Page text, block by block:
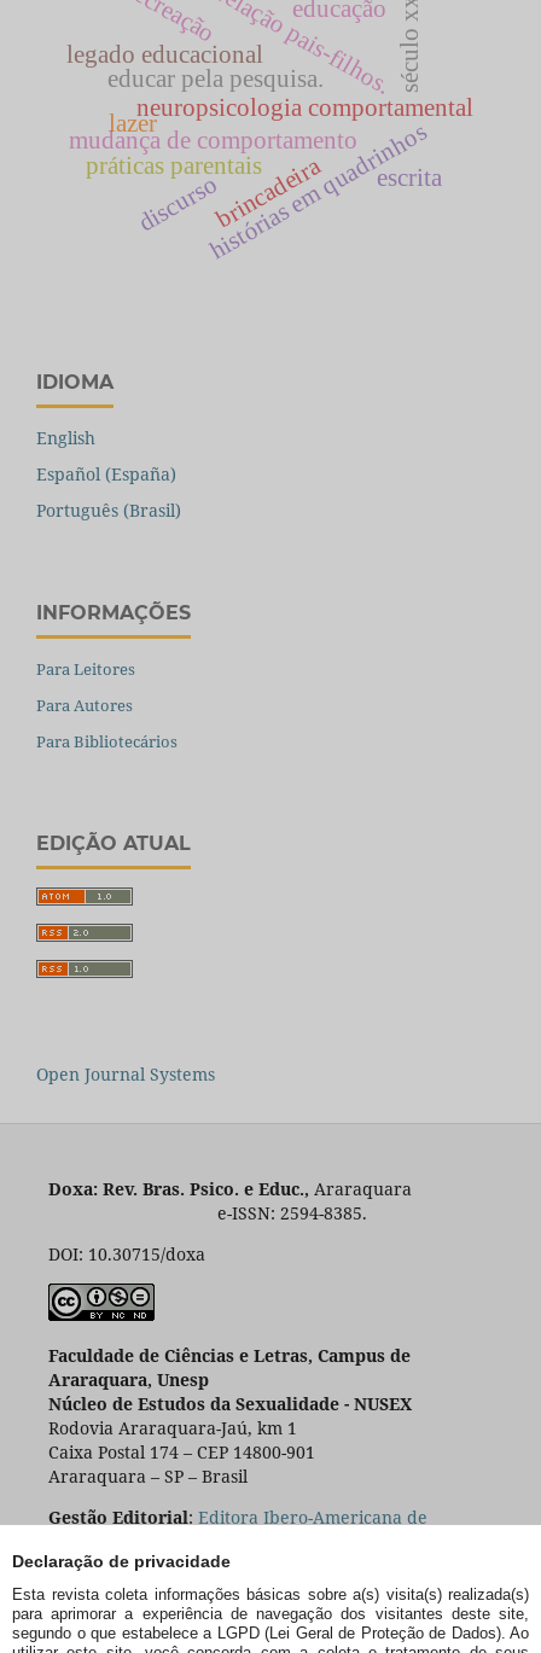
Declaração de privacidade
Esta revista coleta informações básicas sobre a(s) visita(s) realizada(s)
para aprimorar a experiência de navegação dos visitantes deste site,
segundo o que estabelece a LGPD (Lei Geral de Proteção de Dados). Ao
neuropsicologia comportamental
mudança de comportamento
práticas parentais
relação pais-filhos.
histórias em quadrinhos
escrita
educar pela pesquisa.
legado educacional século xx
brincadeira
lazer
discurso
educação
IDIOMA
English
Español (España)
Português (Brasil)
INFORMAÇÕES
Para Leitores
Para Autores
Para Bibliotecários
EDIÇÃO ATUAL
Open Journal Systems
Doxa: Rev. Bras. Psico. e Educ., Araraquara
e-ISSN: 2594-8385.
DOI: 10.30715/doxa
Faculdade de Ciências e Letras, Campus de
Araraquara, Unesp
Núcleo de Estudos da Sexualidade - NUSEX
Rodovia Araraquara-Jaú, km 1
Caixa Postal 174 – CEP 14800-901
Araraquara – SP – Brasil
Gestão Editorial: Editora Ibero-Americana de